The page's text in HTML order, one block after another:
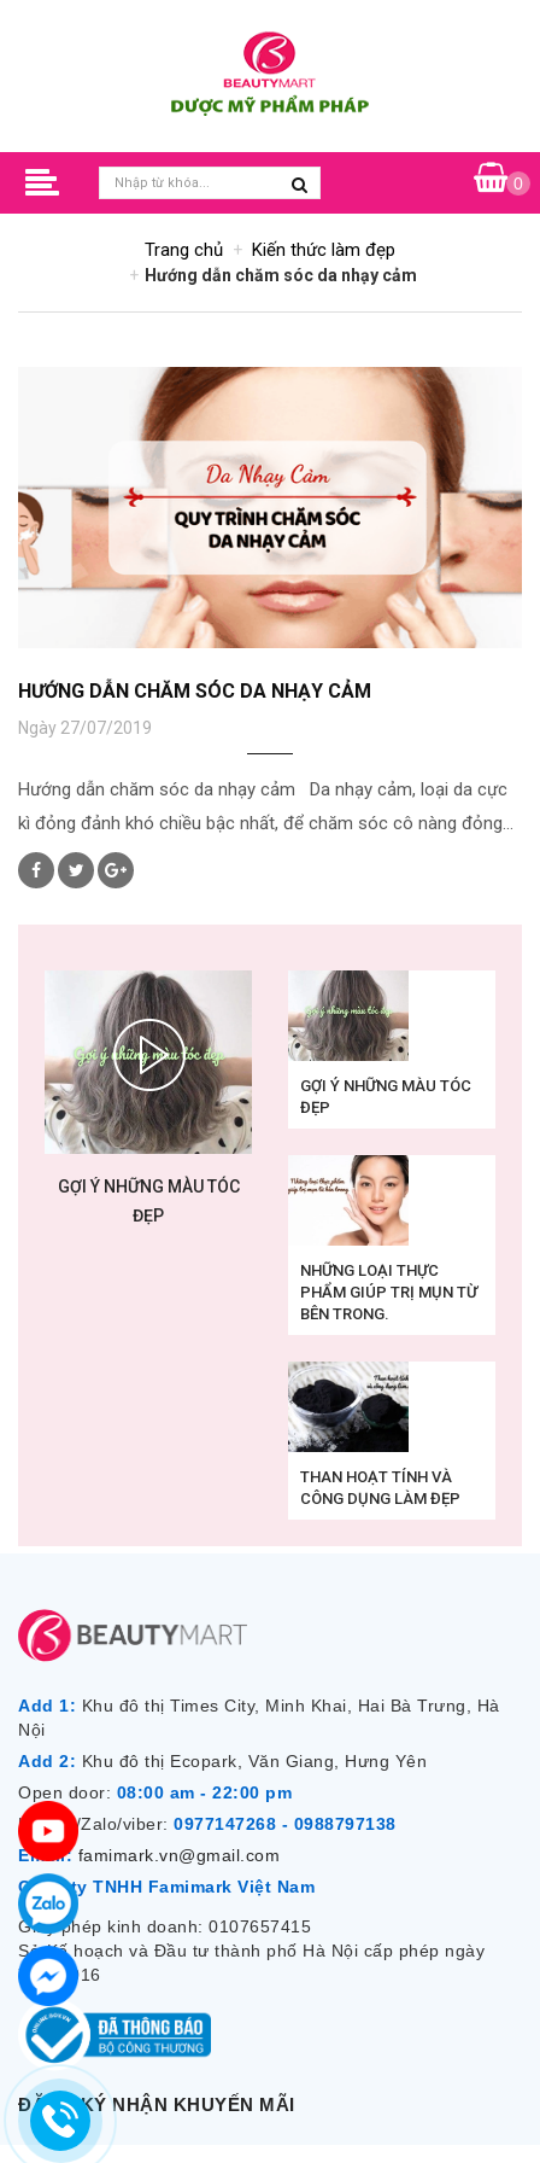
0
Trang chủ Kiến thức làm đẹp
Hướng dẫn chăm sóc da nhạy cảm
HƯỚNG DẪN CHĂM SÓC DA NHẠY CẢM
Ngày 27/07/2019
Hướng dẫn chăm sóc da nhạy cảm Da nhạy cảm, loại da cực
kì đỏng đảnh khó chiều bậc nhất, để chăm sóc cô nàng đỏng...
GỢI Ý NHỮNG MÀU TÓC
ĐẸP
GỢI Ý NHỮNG MÀU TÓC
ĐẸP
NHỮNG LOẠI THỰC
PHẨM GIÚP TRỊ MỤN TỪ
BÊN TRONG.
THAN HOẠT TÍNH VÀ
CÔNG DỤNG LÀM ĐẸP
Add 1: Khu đô thị Times City, Minh Khai, Hai Bà Trưng, Hà
Nội
Add 2: Khu đô thị Ecopark, Văn Giang, Hưng Yên
Open door: 08:00 am - 22:00 pm
Hotline/Zalo/viber: 0977147268 - 0988797138
Email: famimark.vn@gmail.com
Công ty TNHH Famimark Việt Nam
Giấy phép kinh doanh: 0107657415
Sở Kế hoạch và Đầu tư thành phố Hà Nội cấp phép ngày
7/12/2016
ĐĂNG KÝ NHẬN KHUYẾN MÃI